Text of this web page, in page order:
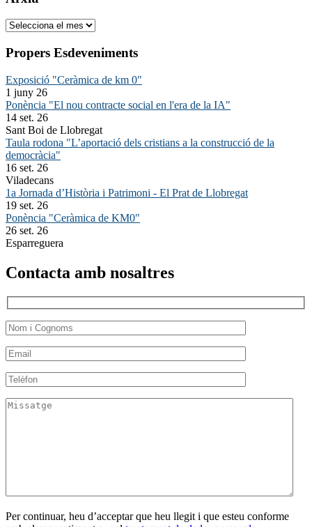
Arxiu
Propers Esdeveniments
Exposició "Ceràmica de km 0"
1 juny 26
Ponència "El nou contracte social en l'era de la IA"
14 set. 26
Sant Boi de Llobregat
Taula rodona "L’aportació dels cristians a la construcció de la
democràcia"
16 set. 26
Viladecans
1a Jornada d’Història i Patrimoni - El Prat de Llobregat
19 set. 26
Ponència "Ceràmica de KM0"
26 set. 26
Esparreguera
Contacta amb nosaltres
Per continuar, heu d’acceptar que heu llegit i que esteu conforme